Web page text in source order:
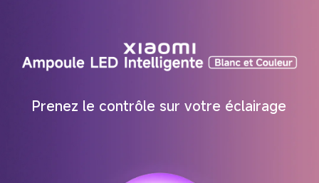
Prenez le contrôle sur votre éclairage